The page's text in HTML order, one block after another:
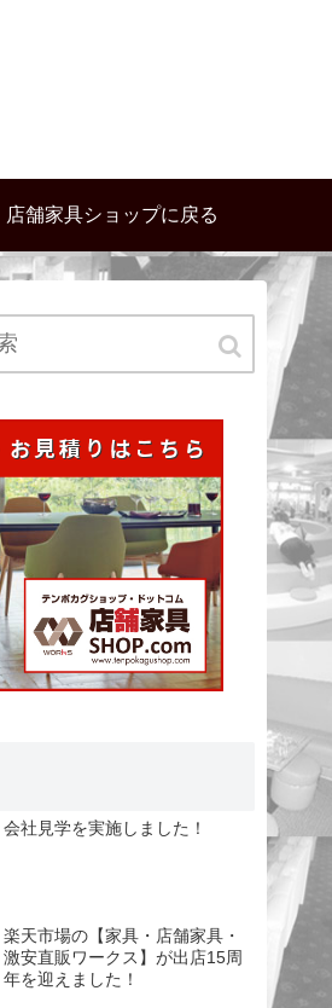
店舗家具ショップに戻る
会社見学を実施しました！
楽天市場の【家具・店舗家具・
激安直販ワークス】が出店15周
年を迎えました！